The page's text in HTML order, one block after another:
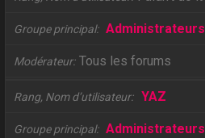
Groupe principal Administrateurs
Modérateur Tous les forums
Rang, Nom d’utilisateur YAZ
Groupe principal Administrateurs